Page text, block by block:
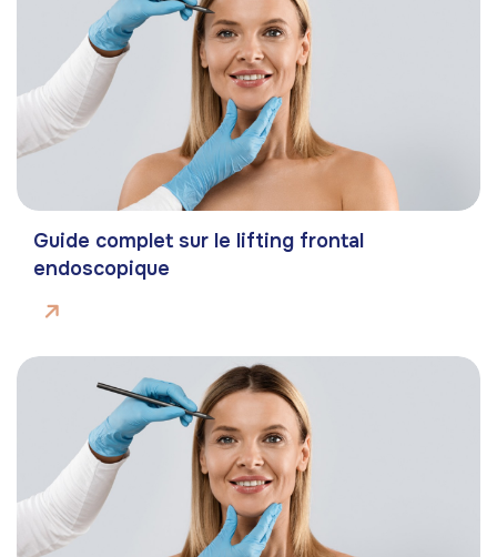
Guide complet sur le lifting frontal
endoscopique